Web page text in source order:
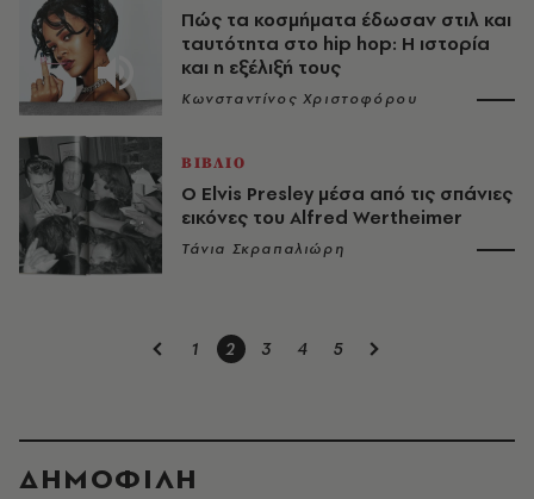
Πώς τα κοσμήματα έδωσαν στιλ και
ταυτότητα στο hip hop: Η ιστορία
και η εξέλιξή τους
Κωνσταντίνος Χριστοφόρου
ΒΙΒΛΙΟ
O Elvis Presley μέσα από τις σπάνιες
εικόνες του Alfred Wertheimer
Τάνια Σκραπαλιώρη
1 2 3 4 5
ΔΗΜΟΦΙΛΗ